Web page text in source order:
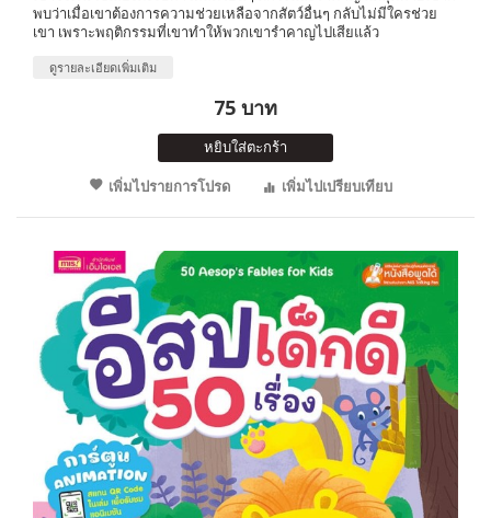
พบว่าเมื่อเขาต้องการความช่วยเหลือจากสัตว์อื่นๆ กลับไม่มีใครช่วย
เขา เพราะพฤติกรรมที่เขาทำให้พวกเขารำคาญไปเสียแล้ว
ดูรายละเอียดเพิ่มเติม
75 บาท
หยิบใส่ตะกร้า
เพิ่มไปรายการโปรด
เพิ่มไปเปรียบเทียบ